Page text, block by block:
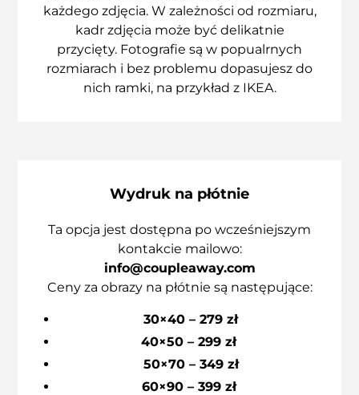
każdego zdjęcia. W zależności od rozmiaru,
kadr zdjęcia może być delikatnie
przycięty. Fotografie są w popualrnych
rozmiarach i bez problemu dopasujesz do
nich ramki, na przykład z IKEA.
Wydruk na płótnie
Ta opcja jest dostępna po wcześniejszym
kontakcie mailowo:
info@coupleaway.com
Ceny za obrazy na płótnie są następujące:
30×40 – 279 zł
40×50 – 299 zł
50×70 – 349 zł
60×90 – 399 zł